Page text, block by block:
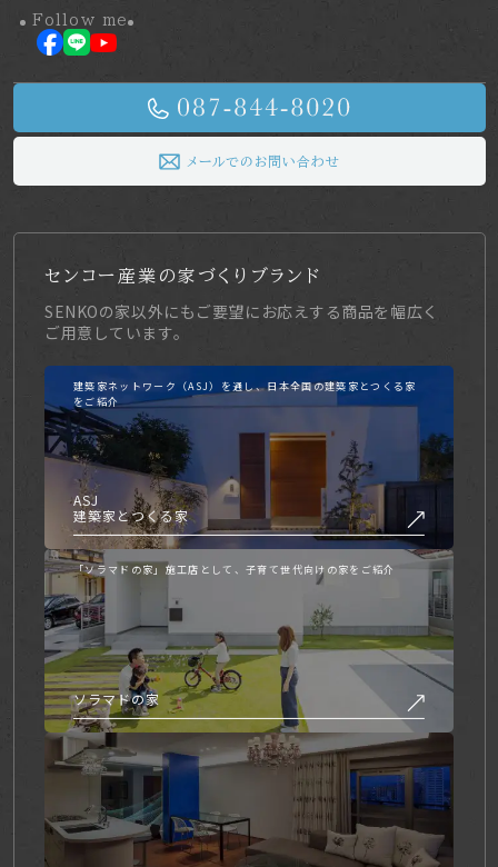
Follow me
メールでのお問い合わせ
センコー産業の家づくりブランド
SENKOの家以外にもご要望にお応えする商品を幅広く
ご用意しています。
建築家ネットワーク（ASJ）を通し、日本全国の建築家とつくる家
をご紹介
ASJ
建築家とつくる家
「ソラマドの家」施工店として、子育て世代向けの家をご紹介
ソラマドの家